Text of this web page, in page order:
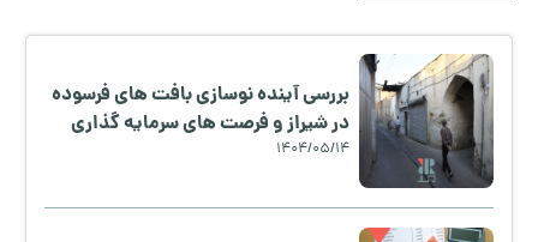
بررسی آینده نوسازی بافت های فرسوده
در شیراز و فرصت های سرمایه گذاری
1404/05/14